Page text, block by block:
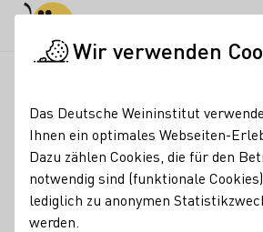
Mosel: Innovation
Motor
Weinbaus
Wir verwenden
Das Deutsche Weininstitut
Ihnen ein optimales Webseiten-
Dazu zählen Cookies, die für den
notwendig sind (funktionale
lediglich zu anonymen
werden.